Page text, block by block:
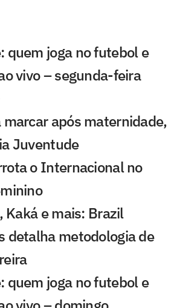
quem joga no futebol e
vivo – segunda-feira
após maternidade,
Juventude
o Internacional no
Kaká e mais: Brazil
detalha metodologia de
quem joga no futebol e